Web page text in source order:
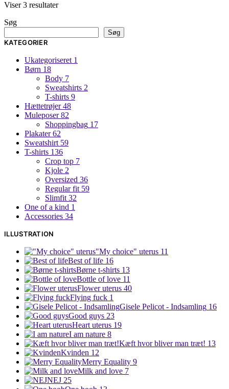
Viser 3 resultater
Søg
Søg
KATEGORIER
Ukategoriseret 1
Børn 18
Body 7
Sweatshirts 2
T-shirts 9
Hættetrøjer 48
Muleposer 82
Shoppingbag 17
Plakater 62
Sweatshirt 59
T-shirts 136
Crop top 7
Kjole 2
Oversized 36
Regular fit 59
Slimfit 32
One of a kind 1
Accessories 34
ILLUSTRATION
"My choice" uterus 11
Best of life 16
Børne t-shirts 13
Bottle of love 11
Flower uterus 40
Flying fuck 1
Gisele Pelicot - Indsamling 16
Good guys 23
Heart uterus 19
I am nature 8
Kæft hvor bliver man træt! 13
Kvinden 12
Merry Equality 9
Milk and love 7
NEJ 25